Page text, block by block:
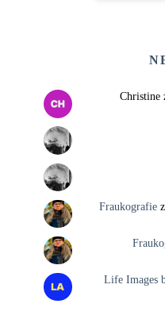
Christine
Fraukografie
Life Images